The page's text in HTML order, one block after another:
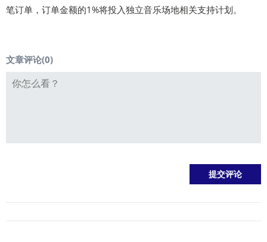
笔订单，订单金额的1%将投入独立音乐场地相关支持计划。
文章评论(0)